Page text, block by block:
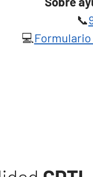
📞
💻